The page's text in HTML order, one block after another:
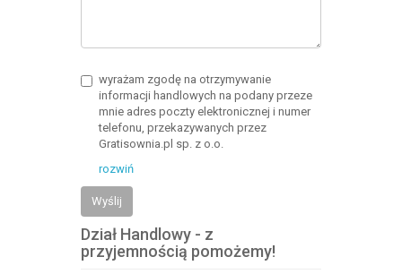
wyrażam zgodę na otrzymywanie
informacji handlowych na podany przeze
mnie adres poczty elektronicznej i numer
telefonu, przekazywanych przez
Gratisownia.pl sp. z o.o.
rozwiń
Wyślij
Dział Handlowy - z
przyjemnością pomożemy!